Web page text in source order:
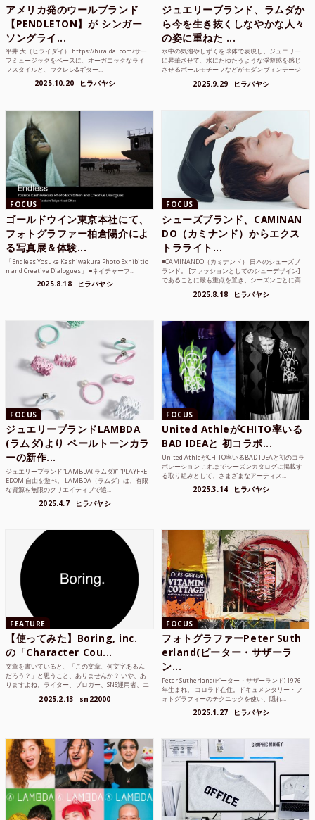
アメリカ発のウールブランド
【PENDLETON】が シンガー
ソングライ...
平井 大（ヒライダイ） https://hiraidai.com/サー
フミュージックをベースに、オーガニックなライ
フスタイルと、ウクレレ&ギター...
2025.10.20 ヒラバヤシ
ジュエリーブランド、ラムダか
ら今を生き抜くしなやかな人々
の姿に重ねた ...
水中の気泡やしずくを球体で表現し、ジュエリー
に昇華させて、水にたゆたうような浮遊感を感じ
させるボールモチーフなどがモダンヴィンテージ
2025.9.29 ヒラバヤシ
FOCUS
ゴールドウイン東京本社にて、
フォトグラファー柏倉陽介によ
る写真展＆体験...
「Endless Yosuke Kashiwakura Photo Exhibitio
n and Creative Dialogues」 ■ネイチャーフ...
2025.8.18 ヒラバヤシ
FOCUS
シューズブランド、CAMINAN
DO（カミナンド）からエクス
トラライト...
■CAMINANDO（カミナンド） 日本のシューズブ
ランド。 [ファッションとしてのシューデザイン]
であることに最も重点を置き、シーズンごとに高
2025.8.18 ヒラバヤシ
FOCUS
ジュエリーブランドLAMBDA
(ラムダ)より ペールトーンカラ
ーの新作...
ジュエリーブランド“LAMBDA( ラムダ))” “PLAYFRE
EDOM 自由を遊べ。 LAMBDA（ラムダ）は、有限
な資源を無限のクリエイティブで追...
2025.4.7 ヒラバヤシ
FOCUS
United AthleがCHITO率いる
BAD IDEAと 初コラボ...
United AthleがCHITO率いるBAD IDEAと初のコラ
ボレーション これまでシーズンカタログに掲載す
る取り組みとして、さまざまなアーティス...
2025.3.14 ヒラバヤシ
FEATURE
【使ってみた】Boring, inc.
の「Character Cou...
文章を書いていると、「この文章、何文字あるん
だろう？」と思うこと、ありませんか？ いや、あ
りますよね。ライター、ブロガー、SNS運用者、エ
2025.2.13 sn22000
FOCUS
フォトグラファーPeter Suth
erland(ピーター・サザーラ
ン...
Peter Sutherland(ピーター・サザーランド) 1976
年生まれ。 コロラド在住。ドキュメンタリー・フ
ォトグラフィーのテクニックを使い、隠れ...
2025.1.27 ヒラバヤシ